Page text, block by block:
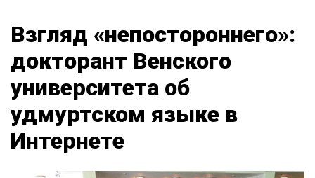
Взгляд «непостороннего»:
докторант Венского
университета об
удмуртском языке в
Интернете